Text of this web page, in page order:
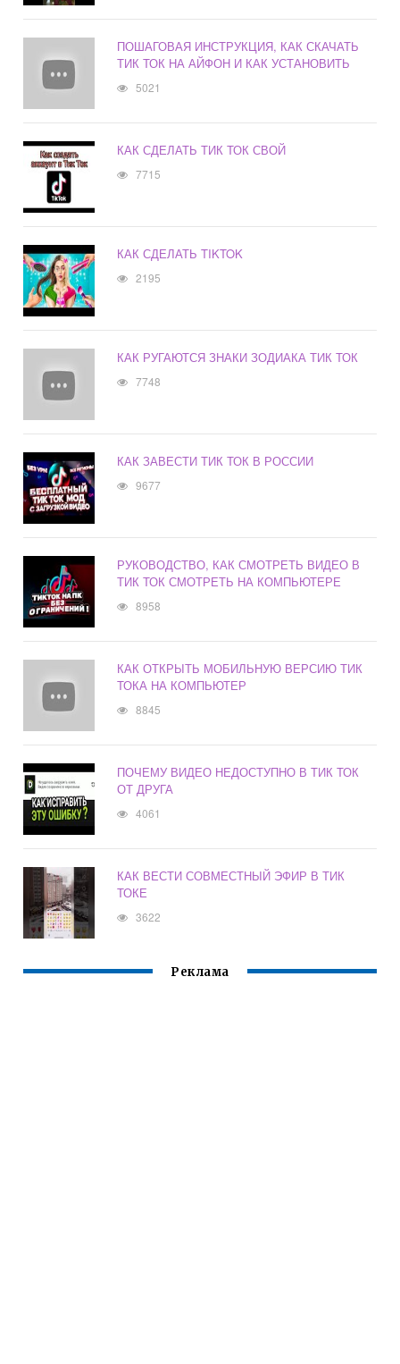
ПОШАГОВАЯ ИНСТРУКЦИЯ, КАК СКАЧАТЬ
ТИК ТОК НА АЙФОН И КАК УСТАНОВИТЬ
5021
КАК СДЕЛАТЬ ТИК ТОК СВОЙ
7715
КАК СДЕЛАТЬ TIKTOK
2195
КАК РУГАЮТСЯ ЗНАКИ ЗОДИАКА ТИК ТОК
7748
КАК ЗАВЕСТИ ТИК ТОК В РОССИИ
9677
РУКОВОДСТВО, КАК СМОТРЕТЬ ВИДЕО В
ТИК ТОК СМОТРЕТЬ НА КОМПЬЮТЕРЕ
8958
КАК ОТКРЫТЬ МОБИЛЬНУЮ ВЕРСИЮ ТИК
ТОКА НА КОМПЬЮТЕР
8845
ПОЧЕМУ ВИДЕО НЕДОСТУПНО В ТИК ТОК
ОТ ДРУГА
4061
КАК ВЕСТИ СОВМЕСТНЫЙ ЭФИР В ТИК
ТОКЕ
3622
Реклама